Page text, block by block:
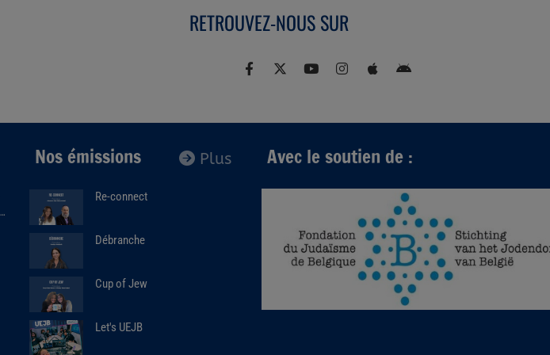
RETROUVEZ-NOUS SUR
Plus
Nos émissions
Re-connect
Débranche
Cup of Jew
Let's UEJB
Avec le soutien de :